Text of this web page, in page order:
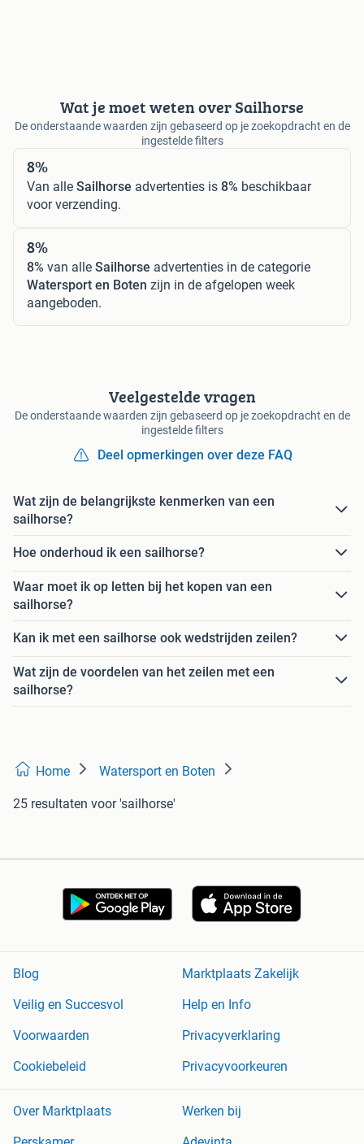
Wat je moet weten over Sailhorse
De onderstaande waarden zijn gebaseerd op je zoekopdracht en de
ingestelde filters
8%
Van alle Sailhorse advertenties is 8% beschikbaar
voor verzending.
8%
8% van alle Sailhorse advertenties in de categorie
Watersport en Boten zijn in de afgelopen week
aangeboden.
Veelgestelde vragen
De onderstaande waarden zijn gebaseerd op je zoekopdracht en de
ingestelde filters
Deel opmerkingen over deze FAQ
Wat zijn de belangrijkste kenmerken van een
sailhorse?
Hoe onderhoud ik een sailhorse?
Waar moet ik op letten bij het kopen van een
sailhorse?
Kan ik met een sailhorse ook wedstrijden zeilen?
Wat zijn de voordelen van het zeilen met een
sailhorse?
Home Watersport en Boten
25 resultaten voor 'sailhorse'
Blog
Marktplaats Zakelijk
Veilig en Succesvol
Help en Info
Voorwaarden
Privacyverklaring
Cookiebeleid
Privacyvoorkeuren
Over Marktplaats
Werken bij